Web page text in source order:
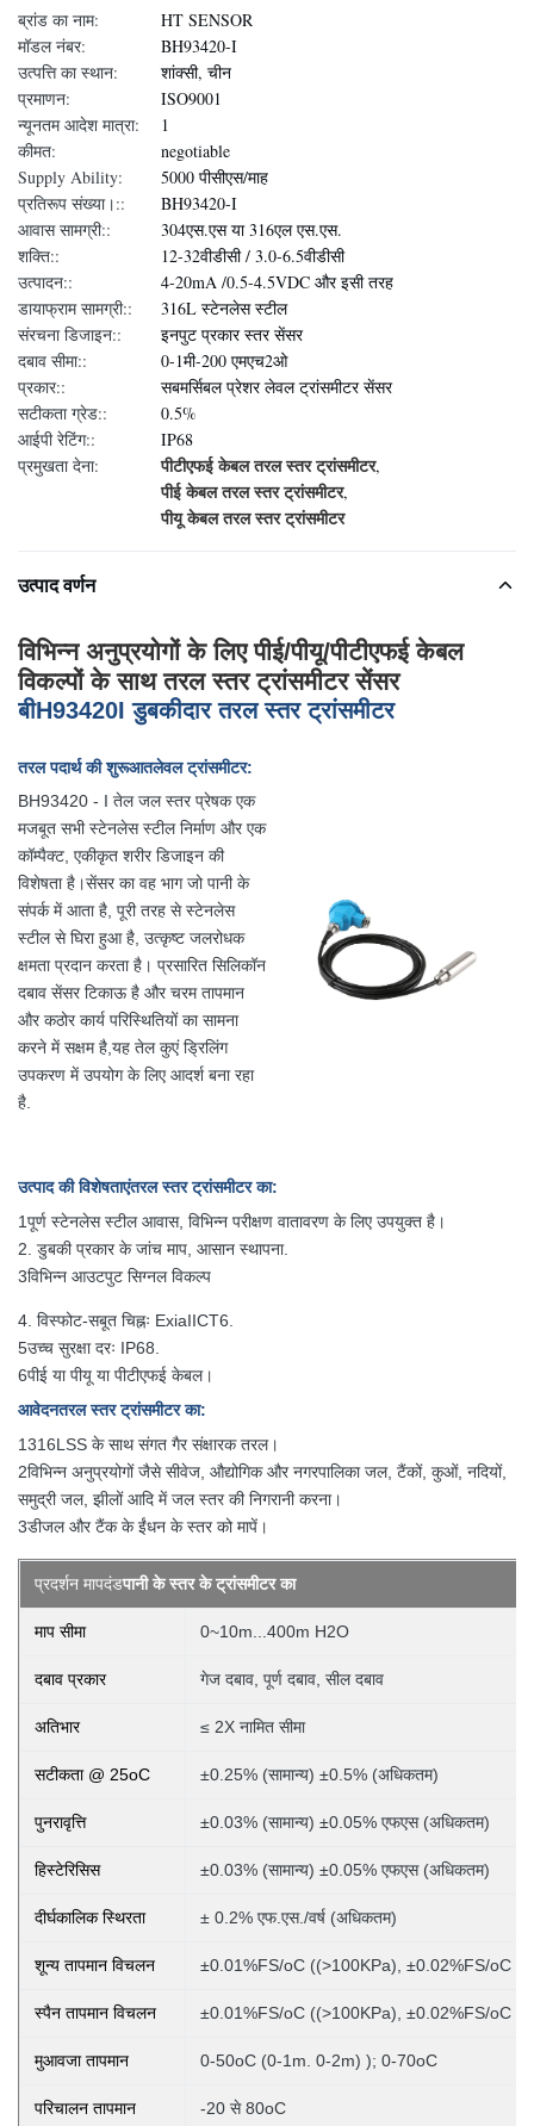
ब्रांड का नाम:
HT SENSOR
मॉडल नंबर:
BH93420-I
उत्पत्ति का स्थान:
शांक्सी, चीन
प्रमाणन:
ISO9001
न्यूनतम आदेश मात्रा:
1
कीमत:
negotiable
Supply Ability:
5000 पीसीएस/माह
प्रतिरूप संख्या।::
BH93420-I
आवास सामग्री::
304एस.एस या 316एल एस.एस.
शक्ति::
12-32वीडीसी / 3.0-6.5वीडीसी
उत्पादन::
4-20mA /0.5-4.5VDC और इसी तरह
डायाफ्राम सामग्री::
316L स्टेनलेस स्टील
संरचना डिजाइन::
इनपुट प्रकार स्तर सेंसर
दबाव सीमा::
0-1मी-200 एमएच2ओ
प्रकार::
सबमर्सिबल प्रेशर लेवल ट्रांसमीटर सेंसर
सटीकता ग्रेड::
0.5%
आईपी ​​रेटिंग::
IP68
प्रमुखता देना:
पीटीएफई केबल तरल स्तर ट्रांसमीटर,
पीई केबल तरल स्तर ट्रांसमीटर,
पीयू केबल तरल स्तर ट्रांसमीटर
उत्पाद वर्णन
विभिन्न अनुप्रयोगों के लिए पीई/पीयू/पीटीएफई केबल
विकल्पों के साथ तरल स्तर ट्रांसमीटर सेंसर
बीH93420I डुबकीदार तरल स्तर ट्रांसमीटर
तरल पदार्थ की शुरूआतलेवल ट्रांसमीटर:
BH93420 - I तेल जल स्तर प्रेषक एक
मजबूत सभी स्टेनलेस स्टील निर्माण और एक
कॉम्पैक्ट, एकीकृत शरीर डिजाइन की
विशेषता है।सेंसर का वह भाग जो पानी के
संपर्क में आता है, पूरी तरह से स्टेनलेस
स्टील से घिरा हुआ है, उत्कृष्ट जलरोधक
क्षमता प्रदान करता है। प्रसारित सिलिकॉन
दबाव सेंसर टिकाऊ है और चरम तापमान
और कठोर कार्य परिस्थितियों का सामना
करने में सक्षम है,यह तेल कुएं ड्रिलिंग
उपकरण में उपयोग के लिए आदर्श बना रहा
है.
उत्पाद की विशेषताएंतरल स्तर ट्रांसमीटर का:
1पूर्ण स्टेनलेस स्टील आवास, विभिन्न परीक्षण वातावरण के लिए उपयुक्त है।
2. डुबकी प्रकार के जांच माप, आसान स्थापना.
3विभिन्न आउटपुट सिग्नल विकल्प
4. विस्फोट-सबूत चिह्नः ExiaIICT6.
5उच्च सुरक्षा दरः IP68.
6पीई या पीयू या पीटीएफई केबल।
आवेदनतरल स्तर ट्रांसमीटर का:
1316LSS के साथ संगत गैर संक्षारक तरल।
2विभिन्न अनुप्रयोगों जैसे सीवेज, औद्योगिक और नगरपालिका जल, टैंकों, कुओं, नदियों,
समुद्री जल, झीलों आदि में जल स्तर की निगरानी करना।
3डीजल और टैंक के ईंधन के स्तर को मापें।
प्रदर्शन मापदंडपानी के स्तर के ट्रांसमीटर का
माप सीमा 0~10m...400m H2O
दबाव प्रकार गेज दबाव, पूर्ण दबाव, सील दबाव
अतिभार ≤ 2X नामित सीमा
सटीकता @ 25oC ±0.25% (सामान्य) ±0.5% (अधिकतम)
पुनरावृत्ति ±0.03% (सामान्य) ±0.05% एफएस (अधिकतम)
हिस्टेरिसिस ±0.03% (सामान्य) ±0.05% एफएस (अधिकतम)
दीर्घकालिक स्थिरता ± 0.2% एफ.एस./वर्ष (अधिकतम)
शून्य तापमान विचलन ±0.01%FS/oC ((>100KPa), ±0.02%FS/oC
स्पैन तापमान विचलन ±0.01%FS/oC ((>100KPa), ±0.02%FS/oC
मुआवजा तापमान 0-50oC (0-1m. 0-2m) ); 0-70oC
परिचालन तापमान -20 से 80oC